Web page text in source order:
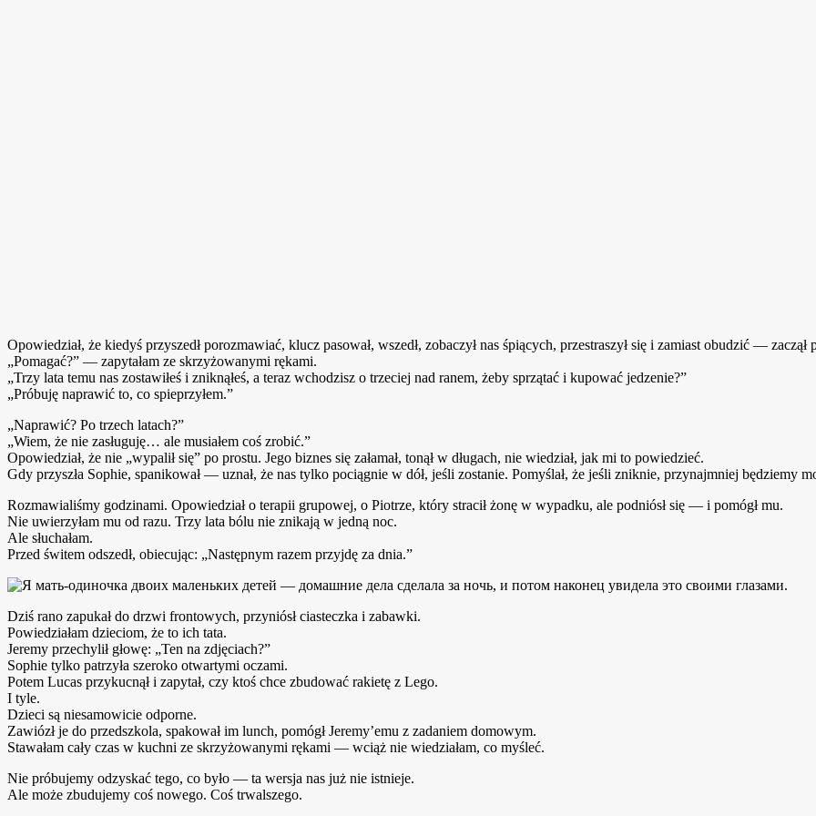
Opowiedział, że kiedyś przyszedł porozmawiać, klucz pasował, wszedł, zobaczył nas śpiących, przestraszył się i zamiast obudzić — zaczął
„Pomagać?” — zapytałam ze skrzyżowanymi rękami.
„Trzy lata temu nas zostawiłeś i zniknąłeś, a teraz wchodzisz o trzeciej nad ranem, żeby sprzątać i kupować jedzenie?”
„Próbuję naprawić to, co spieprzyłem.”
„Naprawić? Po trzech latach?”
„Wiem, że nie zasługuję… ale musiałem coś zrobić.”
Opowiedział, że nie „wypalił się” po prostu. Jego biznes się załamał, tonął w długach, nie wiedział, jak mi to powiedzieć.
Gdy przyszła Sophie, spanikował — uznał, że nas tylko pociągnie w dół, jeśli zostanie. Pomyślał, że jeśli zniknie, przynajmniej będziemy
Rozmawialiśmy godzinami. Opowiedział o terapii grupowej, o Piotrze, który stracił żonę w wypadku, ale podniósł się — i pomógł mu.
Nie uwierzyłam mu od razu. Trzy lata bólu nie znikają w jedną noc.
Ale słuchałam.
Przed świtem odszedł, obiecując: „Następnym razem przyjdę za dnia.”
Dziś rano zapukał do drzwi frontowych, przyniósł ciasteczka i zabawki.
Powiedziałam dzieciom, że to ich tata.
Jeremy przechylił głowę: „Ten na zdjęciach?”
Sophie tylko patrzyła szeroko otwartymi oczami.
Potem Lucas przykucnął i zapytał, czy ktoś chce zbudować rakietę z Lego.
I tyle.
Dzieci są niesamowicie odporne.
Zawiózł je do przedszkola, spakował im lunch, pomógł Jeremy’emu z zadaniem domowym.
Stawałam cały czas w kuchni ze skrzyżowanymi rękami — wciąż nie wiedziałam, co myśleć.
Nie próbujemy odzyskać tego, co było — ta wersja nas już nie istnieje.
Ale może zbudujemy coś nowego. Coś trwalszego.